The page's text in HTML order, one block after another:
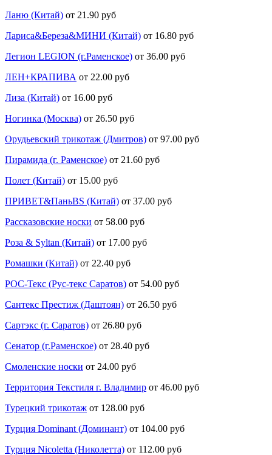
Ланю (Китай) от 21.90 руб
Лариса&Береза&МИНИ (Китай) от 16.80 руб
Легион LEGION (г.Раменское) от 36.00 руб
ЛЕН+КРАПИВА от 22.00 руб
Лиза (Китай) от 16.00 руб
Ногинка (Москва) от 26.50 руб
Орудьевский трикотаж (Дмитров) от 97.00 руб
Пирамида (г. Раменское) от 21.60 руб
Полет (Китай) от 15.00 руб
ПРИВЕТ&ПаньBS (Китай) от 37.00 руб
Рассказовские носки от 58.00 руб
Роза & Syltan (Китай) от 17.00 руб
Ромашки (Китай) от 22.40 руб
РОС-Текс (Рус-текс Саратов) от 54.00 руб
Сантекс Престиж (Даштоян) от 26.50 руб
Сартэкс (г. Саратов) от 26.80 руб
Сенатор (г.Раменское) от 28.40 руб
Смоленские носки от 24.00 руб
Территория Текстиля г. Владимир от 46.00 руб
Турецкий трикотаж от 128.00 руб
Турция Dominant (Доминант) от 104.00 руб
Турция Nicoletta (Николетта) от 112.00 руб